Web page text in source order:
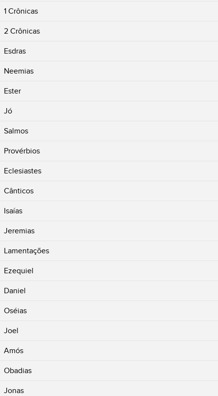
1 Crônicas
2 Crônicas
Esdras
Neemias
Ester
Jó
Salmos
Provérbios
Eclesiastes
Cânticos
Isaías
Jeremias
Lamentações
Ezequiel
Daniel
Oséias
Joel
Amós
Obadias
Jonas